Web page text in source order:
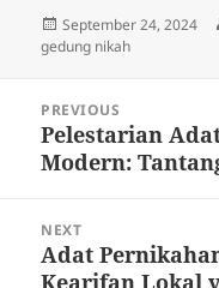
Posted
on
September 24, 2024
gedung nikah
navigation
PREVIOUS
Previous
post:
Pelestarian
Modern:
NEXT
Next
post:
Adat
Kearifan Lokal